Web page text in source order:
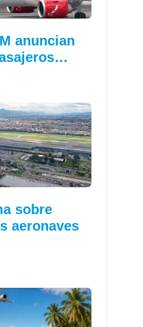
anuncian
sobre
aeronaves